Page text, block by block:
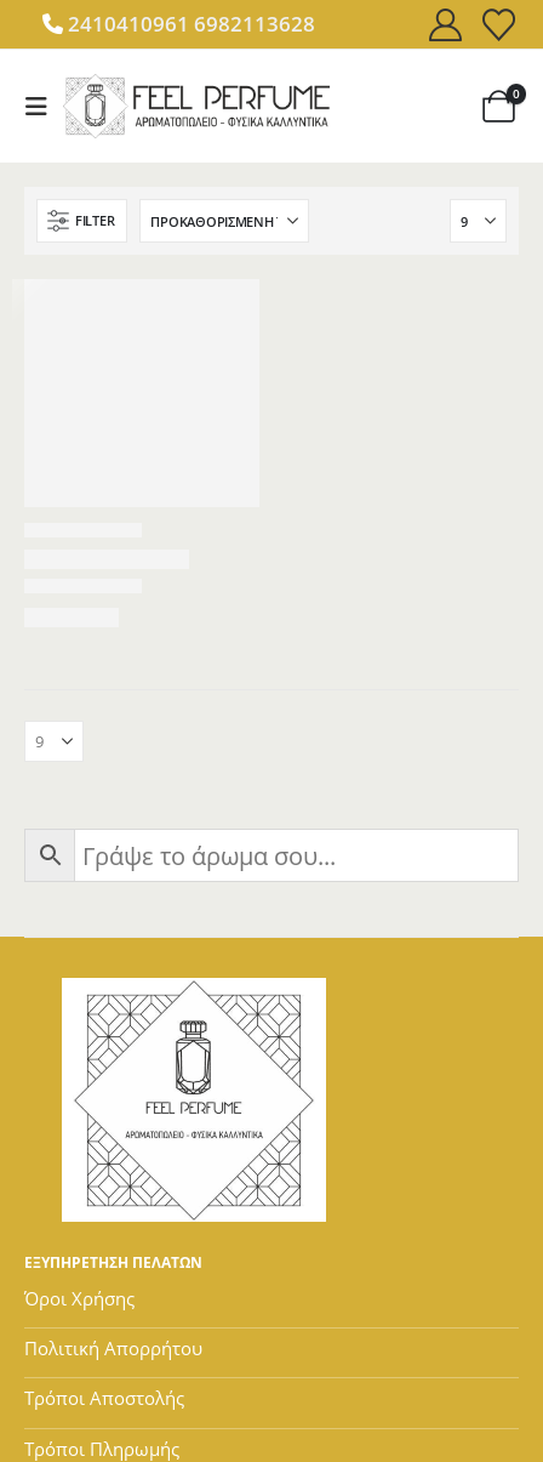
2410410961 6982113628
0
FILTER
ΕΞΥΠΗΡΕΤΗΣΗ ΠΕΛΑΤΩΝ
Όροι Χρήσης
Πολιτική Απορρήτου
Τρόποι Αποστολής
Τρόποι Πληρωμής